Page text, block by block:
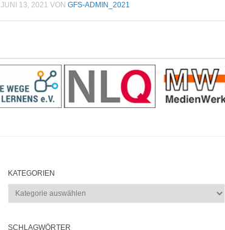
JUNI 13, 2021 VON GFS-ADMIN_2021
KATEGORIEN
Kategorien
SCHLAGWÖRTER